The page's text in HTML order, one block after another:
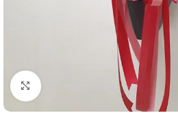
คลิกเพื่อขยาย